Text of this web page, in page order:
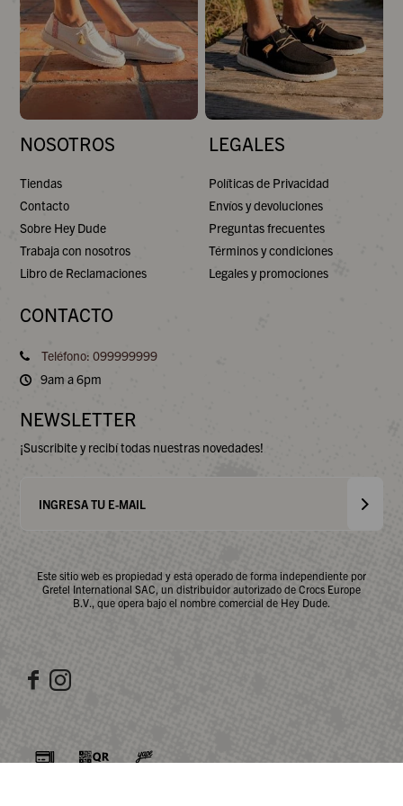
NOSOTROS
Tiendas
Contacto
Sobre Hey Dude
Trabaja con nosotros
Libro de Reclamaciones
LEGALES
Políticas de Privacidad
Envíos y devoluciones
Preguntas frecuentes
Términos y condiciones
Legales y promociones
CONTACTO
Teléfono: 099999999
9am a 6pm
NEWSLETTER
¡Suscribite y recibí todas nuestras novedades!
 
Este sitio web es propiedad y está operado de forma independiente por
Gretel International SAC, un distribuidor autorizado de Crocs Europe
B.V., que opera bajo el nombre comercial de Hey Dude.